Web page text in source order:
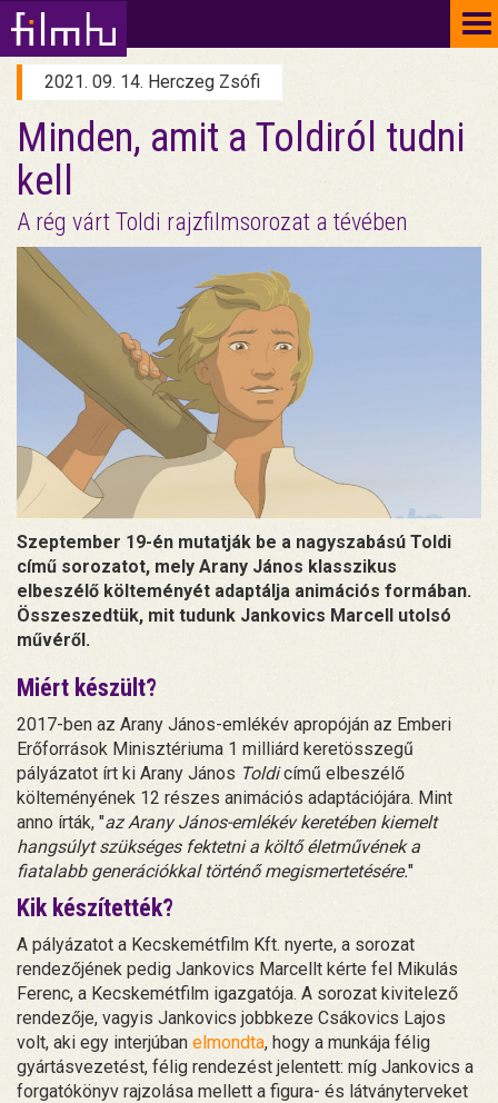
2021. 09. 14. Herczeg Zsófi
Minden, amit a Toldiról tudni
kell
A rég várt Toldi rajzfilmsorozat a tévében
Szeptember 19-én mutatják be a nagyszabású Toldi
című sorozatot, mely Arany János klasszikus
elbeszélő költeményét adaptálja animációs formában.
Összeszedtük, mit tudunk Jankovics Marcell utolsó
művéről.
Miért készült?
2017-ben az Arany János-emlékév apropóján az Emberi
Erőforrások Minisztériuma 1 milliárd keretösszegű
pályázatot írt ki Arany János Toldicímű elbeszélő
költeményének 12 részes animációs adaptációjára. Mint
anno írták, "az Arany János-emlékév keretében kiemelt
hangsúlyt szükséges fektetni a költő életművének a
fiatalabb generációkkal történő megismertetésére."
Kik készítették?
A pályázatot a Kecskemétfilm Kft. nyerte, a sorozat
rendezőjének pedig Jankovics Marcellt kérte fel Mikulás
Ferenc, a Kecskemétfilm igazgatója. A sorozat kivitelező
rendezője, vagyis Jankovics jobbkeze Csákovics Lajos
volt, aki egy interjúban elmondta, hogy a munkája félig
gyártásvezetést, félig rendezést jelentett: míg Jankovics a
forgatókönyv rajzolása mellett a figura- és látványterveket